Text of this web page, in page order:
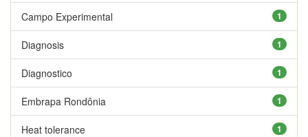
1
Campo Experimental
1
Diagnosis
1
Diagnostico
1
Embrapa Rondônia
1
Heat tolerance